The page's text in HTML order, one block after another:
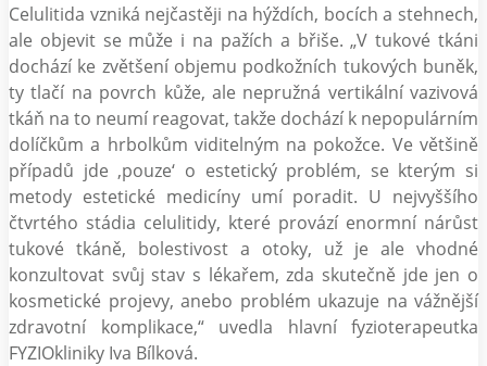
Celulitida vzniká nejčastěji na hýždích, bocích a stehnech,
ale objevit se může i na pažích a břiše. „V tukové tkáni
dochází ke zvětšení objemu podkožních tukových buněk,
ty tlačí na povrch kůže, ale nepružná vertikální vazivová
tkáň na to neumí reagovat, takže dochází k nepopulárním
dolíčkům a hrbolkům viditelným na pokožce. Ve většině
případů jde ‚pouze‘ o estetický problém, se kterým si
metody estetické medicíny umí poradit. U nejvyššího
čtvrtého stádia celulitidy, které provází enormní nárůst
tukové tkáně, bolestivost a otoky, už je ale vhodné
konzultovat svůj stav s lékařem, zda skutečně jde jen o
kosmetické projevy, anebo problém ukazuje na vážnější
zdravotní komplikace,“ uvedla hlavní fyzioterapeutka
FYZIOkliniky Iva Bílková.